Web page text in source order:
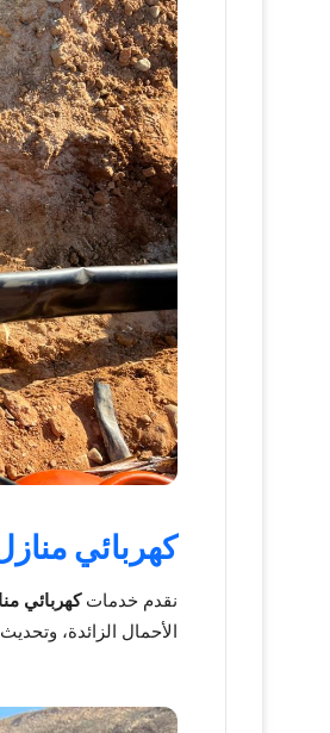
كهربائي
نقدم خدماتكهربائي
الأحمال الزائدة،